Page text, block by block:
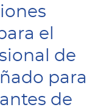
el
de
para
de